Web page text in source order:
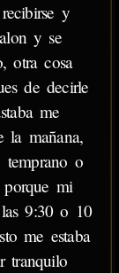
y
y se
otra cosa
de decirle
me
la mañana,
temprano o
mi
9:30 o 10
me estaba
tranquilo